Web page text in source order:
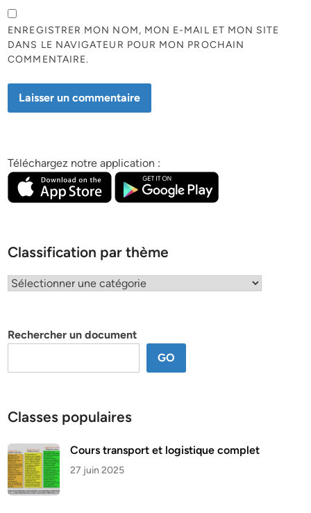
ENREGISTRER MON NOM, MON E-MAIL ET MON SITE
DANS LE NAVIGATEUR POUR MON PROCHAIN
COMMENTAIRE.
Téléchargez notre application :
Classification par thème
Classification
Rechercher un document
GO
Classes populaires
Cours transport et logistique complet
27 juin 2025